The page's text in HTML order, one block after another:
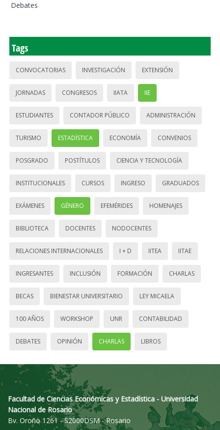
Debates
Tags
CONVOCATORIAS INVESTIGACIÓN EXTENSIÓN
JORNADAS CONGRESOS IIATA IIE
ESTUDIANTES CONTADOR PÚBLICO ADMINISTRACIÓN
TURISMO ESTADÍSTICA ECONOMÍA CONVENIOS
POSGRADO POSTÍTULOS CIENCIA Y TECNOLOGÍA
INSTITUCIONALES CURSOS INGRESO GRADUADOS
EXÁMENES GÉNERO EFEMÉRIDES HOMENAJES
BIBLIOTECA DOCENTES NODOCENTES
RELACIONES INTERNACIONALES I + D IITEA IITAE
INGRESANTES INCLUSIÓN FORMACIÓN CHARLAS
BECAS BIENESTAR UNIVERSITARIO LEY MICAELA
100 AÑOS WORKSHOP UNR CONTABILIDAD
DEBATES OPINIÓN CHARLAS LIBROS
Facultad de Ciencias Económicas y Estadística - Universidad
Nacional de Rosario
Bv. Oroño 1261 - S2000DSM - Rosario